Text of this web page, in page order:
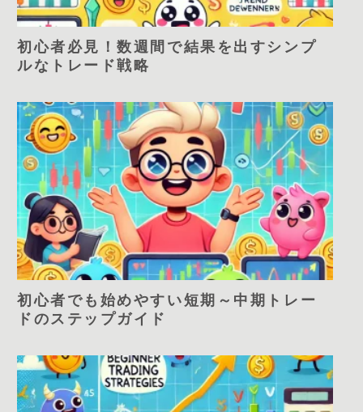
初心者必見！数週間で結果を出すシンプ
ルなトレード戦略
初心者でも始めやすい短期～中期トレー
ドのステップガイド